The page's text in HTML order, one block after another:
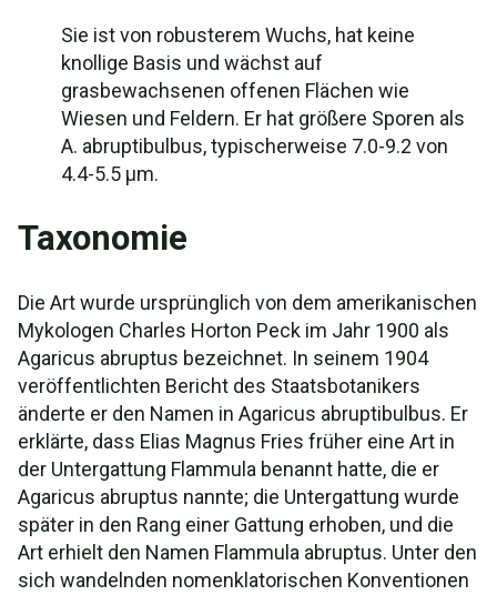
Sie ist von robusterem Wuchs, hat keine
knollige Basis und wächst auf
grasbewachsenen offenen Flächen wie
Wiesen und Feldern. Er hat größere Sporen als
A. abruptibulbus, typischerweise 7.0-9.2 von
4.4-5.5 µm.
Taxonomie
Die Art wurde ursprünglich von dem amerikanischen
Mykologen Charles Horton Peck im Jahr 1900 als
Agaricus abruptus bezeichnet. In seinem 1904
veröffentlichten Bericht des Staatsbotanikers
änderte er den Namen in Agaricus abruptibulbus. Er
erklärte, dass Elias Magnus Fries früher eine Art in
der Untergattung Flammula benannt hatte, die er
Agaricus abruptus nannte; die Untergattung wurde
später in den Rang einer Gattung erhoben, und die
Art erhielt den Namen Flammula abruptus. Unter den
sich wandelnden nomenklatorischen Konventionen